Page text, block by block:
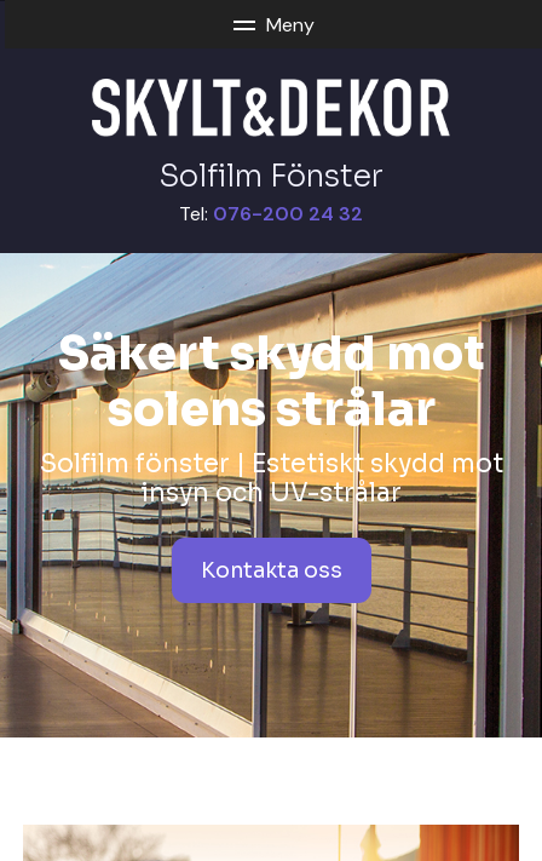
Solfilm Fönster
Tel: 076-200 24 32
Säkert skydd mot
solens strålar
Solfilm fönster | Estetiskt skydd mot
insyn och UV-strålar
Kontakta oss